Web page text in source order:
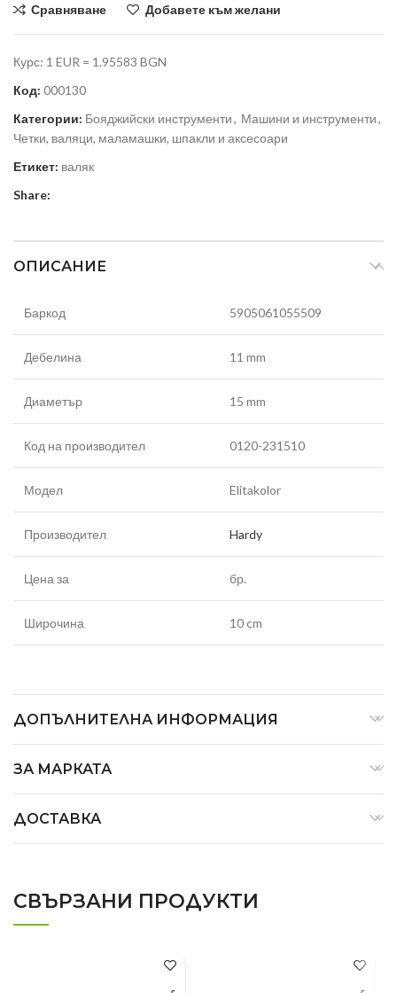
Сравняване Добавете към желани
Курс: 1 EUR = 1.95583 BGN
Код: 000130
Категории: Бояджийски инструменти, Машини и инструменти,
Четки, валяци, маламашки, шпакли и аксесоари
Етикет: валяк
Share:
ОПИСАНИЕ
Баркод 5905061055509
Дебелина 11 mm
Диаметър 15 mm
Код на производител 0120-231510
Модел Elitakolor
Производител Hardy
Цена за бр.
Широчина 10 cm
ДОПЪЛНИТЕЛНА ИНФОРМАЦИЯ
ЗА МАРКАТА
ДОСТАВКА
СВЪРЗАНИ ПРОДУКТИ